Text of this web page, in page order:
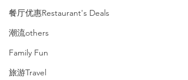
餐厅优惠Restaurant's Deals
潮流others
Family Fun
旅游Travel